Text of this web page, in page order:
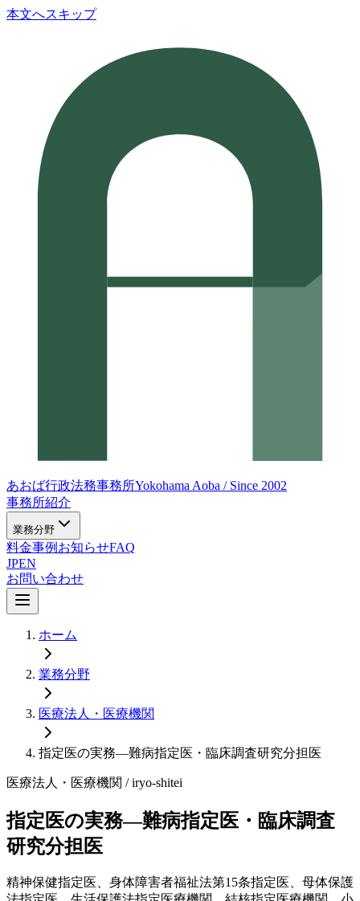
本文へスキップ
あおば行政法務事務所Yokohama Aoba / Since 2002
事務所紹介
業務分野
料金事例 お知らせFAQ
JPEN
お問い合わせ
ホーム
業務分野
医療法人・医療機関
指定医の実務—難病指定医・臨床調査研究分担医
医療法人・医療機関 / iryo-shitei
指定医の実務—難病指定医・臨床調査
研究分担医
精神保健指定医、身体障害者福祉法第15条指定医、母体保護